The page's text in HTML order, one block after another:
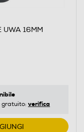
UWA 16MM
gratuito: verifica